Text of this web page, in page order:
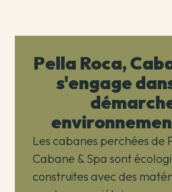
Pella Roca,
s'engage
Les cabanes perchées de
Cabane & Spa sont
construites avec des